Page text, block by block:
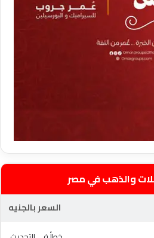
والذهب في مصر
السعر بالجنيه